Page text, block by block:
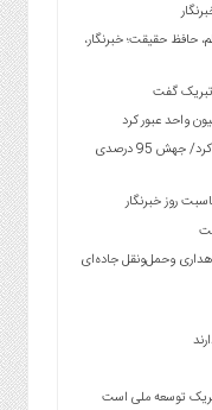
حافظ حقیقت؛ خبرنگار،
تبریک گفت
درآمدهای عملیاتی بانك ملت از 160 همت عبور كرد/ جهش 95 درصدی
روز خبرنگار
وحمل‌ونقل جاده‌ای
شریک توسعه ملی است